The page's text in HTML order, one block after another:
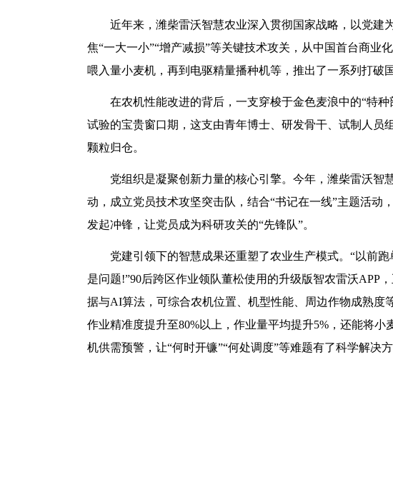
近年来，潍柴雷沃智慧农业深入贯彻国家战略，以党建
焦“一大一小”“增产减损”等关键技术攻关，从中国首台商业
喂入量小麦机，再到电驱精量播种机等，推出了一系列打破
在农机性能改进的背后，一支穿梭于金色麦浪中的“特
试验的宝贵窗口期，这支由青年博士、研发骨干、试制人员
颗粒归仓。
党组织是凝聚创新力量的核心引擎。今年，潍柴雷沃智
动，成立党员技术攻坚突击队，结合“书记在一线”主题活动
发起冲锋，让党员成为科研攻关的“先锋队”。
党建引领下的智慧成果还重塑了农业生产模式。“以前
是问题!”90后跨区作业领队董松使用的升级版智农雷沃APP
据与AI算法，可综合农机位置、机型性能、周边作物成熟度
作业精准度提升至80%以上，作业量平均提升5%，还能将
机供需预警，让“何时开镰”“何处调度”等难题有了科学解决方